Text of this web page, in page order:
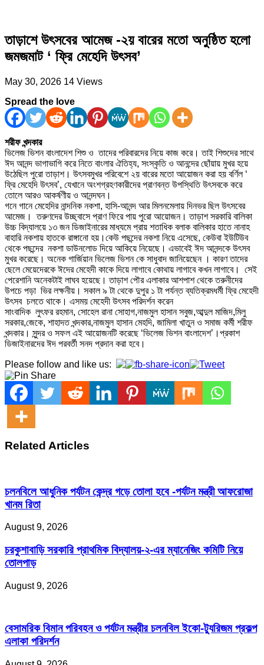
তাড়াশে উৎসবের আমেজ -২য় বারের মতো অনুষ্ঠিত হলো
জমজমাট ‘ ফ্রি মেহেদি উৎসব’
May 30, 2026 14 Views
Spread the love
শরীফ খন্দকার
ভিলেজ ভিশন বাংলাদেশ শিশু ও তাদের পরিবারদের নিয়ে কাজ করে। তাই শিশুদের সাথে
ঈদ আনন্দ ভাগাভাগি করে নিতে বাংলার ঐতিহ্য, সংস্কৃতি ও আনন্দের ছোঁয়ায় মুখর হয়ে
উঠেছিল পুরো তাড়াশ। উৎসবমুখর পরিবেশে ২য় বারের মতো আয়োজন করা হয় বর্ণিল ‘
ফ্রি মেহেদি উৎসব’, যেখানে অংশগ্রহণকারীদের প্রাণবন্ত উপস্থিতি উৎসবকে করে
তোলে আরও আকর্ষণীয় ও আনন্দঘন।
গনে গানে মেহেদির নান্দনিক নকশা, হাসি-আনন্দ আর মিলনমেলায় দিনভর ছিল উৎসবের
আমেজ। তরুণদের উচ্ছ্বাসে প্রাণ ফিরে পায় পুরো আয়োজন। তাড়াশ সরকারি বালিকা
উচ্চ বিদ্যালয়ে ১৩ জন ডিজাইনারের মাধ্যমে প্রায় শতাধিক বলাক বালিকার হাতে নানাহ
বাহারি নকশায় হাতকে রাঙ্গানো হয়।কেউ পছন্দের নকশা নিয়ে এসেছে, কেউবা ইউটিউব
থেকে পছন্দের নকশা ডাউনলোড দিয়ে আকিয়ে নিয়েছে। এভাবেই ঈদ আনন্দকে উৎসব
মুখর করেছে। অনেক গার্জিয়ান ভিলেজ ভিশন কে সাধুবাদ জানিয়েছেন । কারণ তাদের
ছেলে মেয়েদেরকে ঈদের মেহেদী কাকে দিয়ে লাগাবে কোথায় লাগাবে কখন লাগাবে। সেই
পেরেশানি অনেকটাই লাঘব হয়েছে। তাড়াশ পৌর এলাকার আশপাশ থেকে তরুনীদের
উপচে পড়া ভির লক্ষনীয়। সকাল ৯ টা থেকে দুপুর ১ টা পর্যন্ত ব্যতিক্রমধর্মী ফ্রি মেহেদী
উৎসব চলতে থাকে। এসময় মেহেদী উৎসব পরিদর্শন করেন
সাংবাদিক লুৎফর রহমান, সোহেল রানা সোহাগ,নাজমুল হাসান সবুজ,আব্দুল মাজিদ,মিলু
সরকার,জেকে, শাহাদত খন্দকার,নাজমুল হাসান মেহদি, জামিলা খাতুন ও সমাজ কর্মী শরীফ
খন্দকার। সুন্দর ও সফল এই আয়োজনটি করেছে ‘ভিলেজ ভিশন বাংলাদেশ’।প্রকাশ
ডিজাইনারদের ঈদ পরবর্তী সনদ প্রদান করা হবে।
Please follow and like us:
Related Articles
চলনবিলে আধুনিক পর্যটন কেন্দ্র গড়ে তোলা হবে -পর্যটন মন্ত্রী আফরোজা
খানম রিতা
August 9, 2026
চরকুশাবাড়ি সরকারি প্রাথমিক বিদ্যালয়-২-এর ম্যানেজিং কমিটি নিয়ে
তোলপাড়
August 9, 2026
বেসামরিক বিমান পরিবহন ও পর্যটন মন্ত্রীর চলনবিল ইকো-ট্যুরিজম প্রকল্প
এলাকা পরিদর্শন